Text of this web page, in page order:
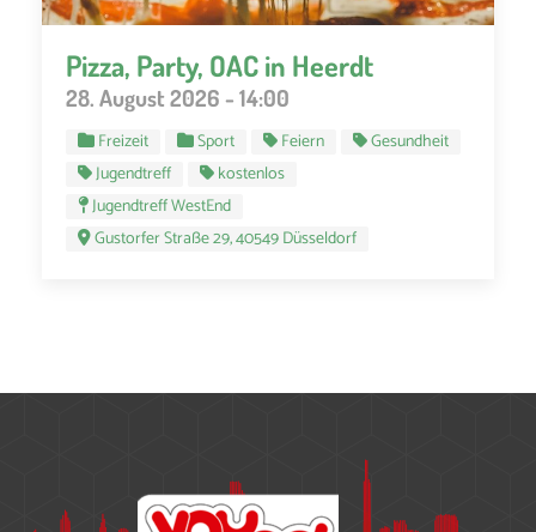
Pizza, Party, OAC in Heerdt
28. August 2026 - 14:00
Freizeit Sport Feiern
Gesundheit
Jugendtreff
kostenlos
Jugendtreff WestEnd
Gustorfer Straße 29, 40549 Düsseldorf